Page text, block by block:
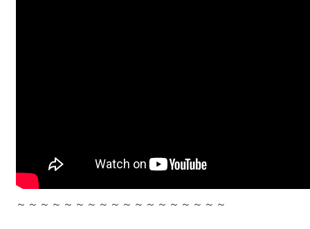
～～～～～～～～～～～～～～～～～～